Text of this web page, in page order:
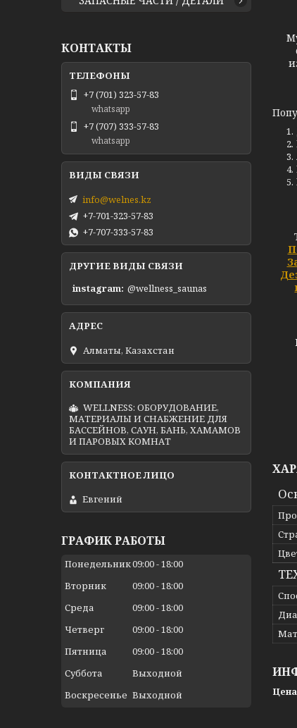
КОНТАКТЫ
+7 (701) 323-57-83
whatsapp
+7 (707) 333-57-83
whatsapp
info@welnes.kz
+7-701-323-57-83
+7-707-333-57-83
ДРУГИЕ ВИДЫ СВЯЗИ
instagram @wellness_saunas
Алматы, Казахстан
WELLNESS: ОБОРУДОВАНИЕ,
МАТЕРИАЛЫ И СНАБЖЕНИЕ ДЛЯ
БАССЕЙНОВ, САУН, БАНЬ, ХАМАМОВ
И ПАРОВЫХ КОМНАТ
Евгений
ГРАФИК РАБОТЫ
Понедельник09:00 18:00
Вторник
09:00 18:00
Среда
09:00 18:00
Четверг
09:00 18:00
Пятница
09:00 18:00
Суббота
Выходной
Воскресенье Выходной